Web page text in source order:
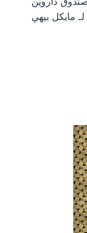
m
لـ مايكل بيهي